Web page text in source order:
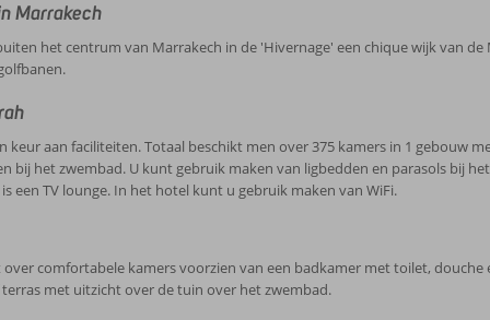
Marrakech
het centrum van Marrakech in de 'Hivernage' een chique wijk van
keur aan faciliteiten. Totaal beschikt men over 375 kamers in 1 gebouw
bij het zwembad. U kunt gebruik maken van ligbedden en parasols bij
een TV lounge. In het hotel kunt u gebruik maken van WiFi.
over comfortabele kamers voorzien van een badkamer met toilet,
met uitzicht over de tuin over het zwembad.